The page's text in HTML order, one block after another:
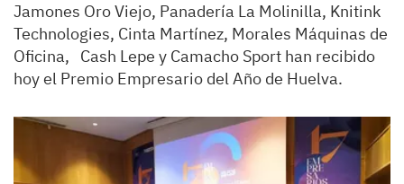
Jamones Oro Viejo, Panadería La Molinilla, Knitink
Technologies, Cinta Martínez, Morales Máquinas de
Oficina, Cash Lepe y Camacho Sport han recibido
hoy el Premio Empresario del Año de Huelva.